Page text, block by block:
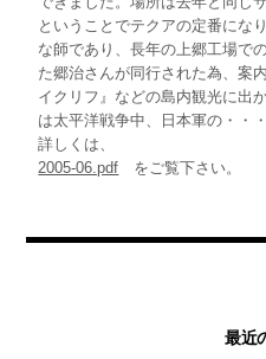
ということでテクアの定番にな
な師であり、長年の上郷工場で
た郷治さんが同行された為、案
イクリフ』などの島内観光に出
は太平洋戦争中、日本軍の・・・
詳しくは、
2005-06.pdf をご覧下さい。
最近